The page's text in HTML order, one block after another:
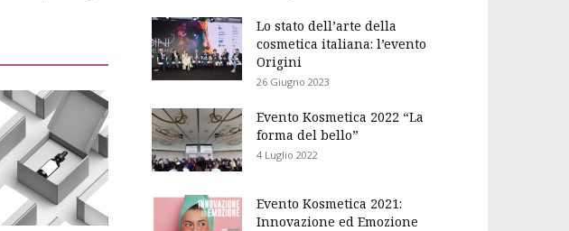
Lo stato dell’arte della
cosmetica italiana: l’evento
Origini
26 Giugno 2023
Evento Kosmetica 2022 “La
forma del bello”
4 Luglio 2022
Evento Kosmetica 2021:
Innovazione ed Emozione